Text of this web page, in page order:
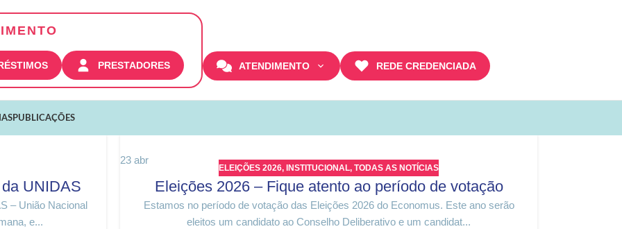
PRESTADORES ATENDIMENTO REDE CREDENCIADA
PUBLICAÇÕES
UNIDAS
– União Nacional
e...
23 abr
ELEIÇÕES 2026, INSTITUCIONAL, TODAS AS NOTÍCIAS
Eleições 2026 – Fique atento ao período de votação
Estamos no período de votação das Eleições 2026 do Economus. Este ano serão
eleitos um candidato ao Conselho Deliberativo e um candidat...